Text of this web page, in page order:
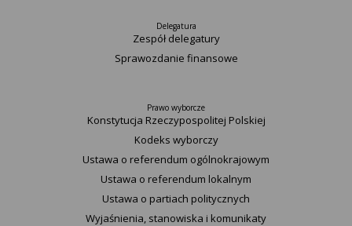
Delegatura
Zespół delegatury
Sprawozdanie finansowe
Prawo wyborcze
Konstytucja Rzeczypospolitej Polskiej​
Kodeks wyborczy
Ustawa o referendum ogólnokrajowym
Ustawa o referendum lokalnym
Ustawa o partiach politycznych
Wyjaśnienia, stanowiska i komunikaty